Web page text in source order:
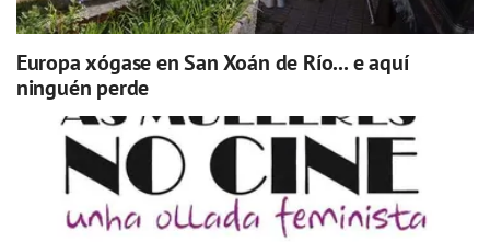
Europa xógase en San Xoán de Río... e aquí
ninguén perde